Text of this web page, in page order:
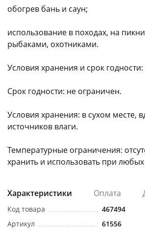
обогрев бань и саун;
использование в походах, на
рыбаками, охотниками.
Условия хранения и срок годности:
Срок годности: не ограничен.
Условия хранения: в сухом месте,
источников влаги.
Температурные ограничения:
хранить и использовать при
Характеристики Оплата
Код товара
467494
Артикул
61556